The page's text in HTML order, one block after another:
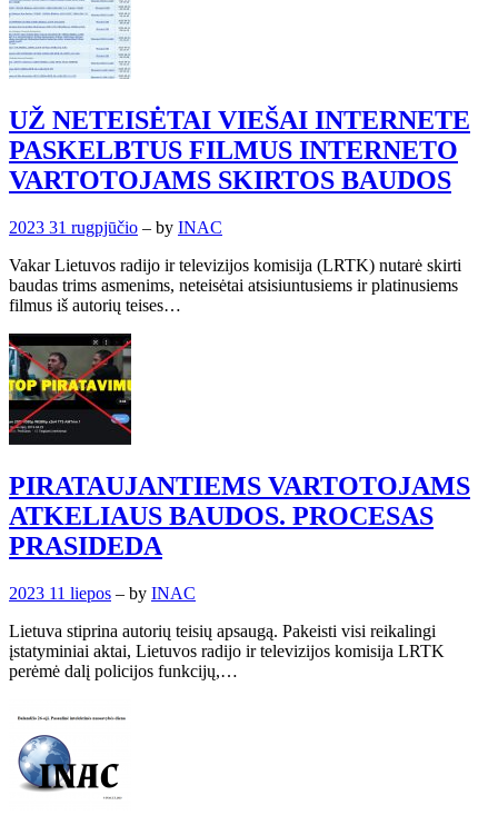
UŽ NETEISĖTAI VIEŠAI INTERNETE
PASKELBTUS FILMUS INTERNETO
VARTOTOJAMS SKIRTOS BAUDOS
2023 31 rugpjūčio – by INAC
Vakar Lietuvos radijo ir televizijos komisija (LRTK) nutarė skirti
baudas trims asmenims, neteisėtai atsisiuntusiems ir platinusiems
filmus iš autorių teises…
PIRATAUJANTIEMS VARTOTOJAMS
ATKELIAUS BAUDOS. PROCESAS
PRASIDEDA
2023 11 liepos – by INAC
Lietuva stiprina autorių teisių apsaugą. Pakeisti visi reikalingi
įstatyminiai aktai, Lietuvos radijo ir televizijos komisija LRTK
perėmė dalį policijos funkcijų,…